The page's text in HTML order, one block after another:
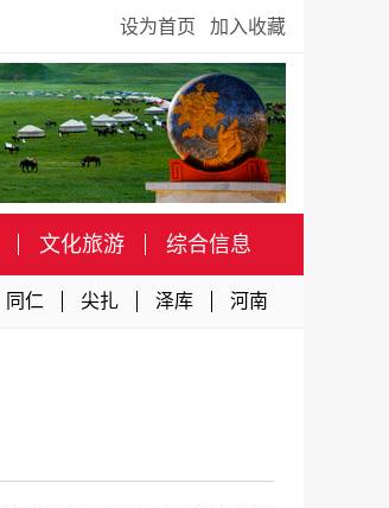
设为首页 加入收藏
文化旅游 综合信息
同仁 尖扎 泽库 河南